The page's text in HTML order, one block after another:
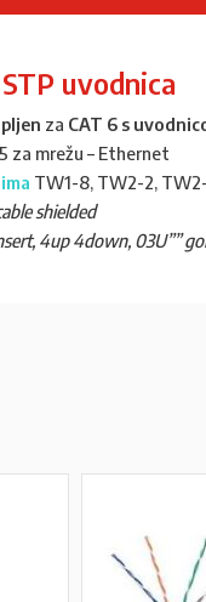
uvodnica
za CAT 6 s
za mrežu – Ethernet
TW1-8, TW2-2,
shielded
4up 4down, 03U””